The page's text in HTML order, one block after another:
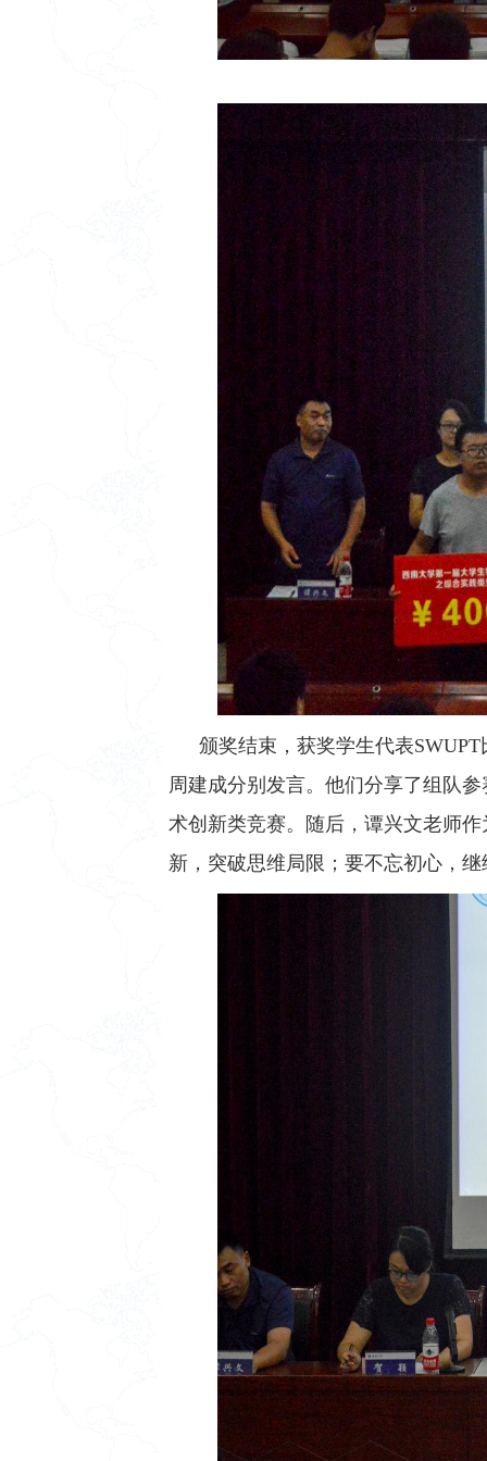
颁奖结束，获奖学生代表
周建成分别 发言。他们分享了组队
术创新类竞赛。 随后， 谭兴文老师作
新 ， 突破思维局限； 要不忘初心，继